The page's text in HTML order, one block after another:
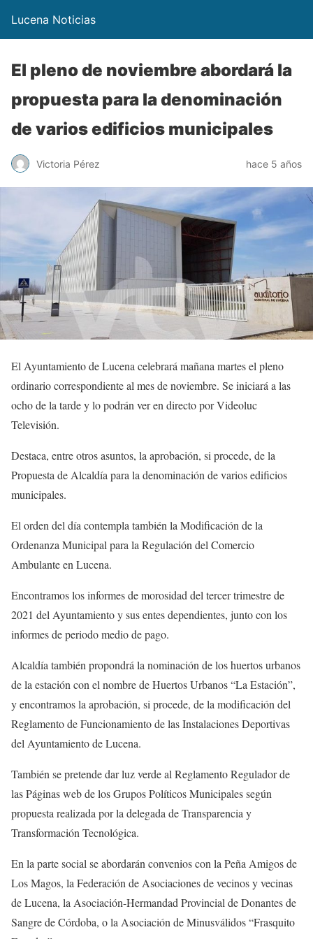
Lucena Noticias
El pleno de noviembre abordará la
propuesta para la denominación
de varios edificios municipales
Victoria Pérez hace 5 años
El Ayuntamiento de Lucena celebrará mañana martes el pleno
ordinario correspondiente al mes de noviembre. Se iniciará a las
ocho de la tarde y lo podrán ver en directo por Videoluc
Televisión.
Destaca, entre otros asuntos, la aprobación, si procede, de la
Propuesta de Alcaldía para la denominación de varios edificios
municipales.
El orden del día contempla también la Modificación de la
Ordenanza Municipal para la Regulación del Comercio
Ambulante en Lucena.
Encontramos los informes de morosidad del tercer trimestre de
2021 del Ayuntamiento y sus entes dependientes, junto con los
informes de periodo medio de pago.
Alcaldía también propondrá la nominación de los huertos urbanos
de la estación con el nombre de Huertos Urbanos “La Estación”,
y encontramos la aprobación, si procede, de la modificación del
Reglamento de Funcionamiento de las Instalaciones Deportivas
del Ayuntamiento de Lucena.
También se pretende dar luz verde al Reglamento Regulador de
las Páginas web de los Grupos Políticos Municipales según
propuesta realizada por la delegada de Transparencia y
Transformación Tecnológica.
En la parte social se abordarán convenios con la Peña Amigos de
Los Magos, la Federación de Asociaciones de vecinos y vecinas
de Lucena, la Asociación-Hermandad Provincial de Donantes de
Sangre de Córdoba, o la Asociación de Minusválidos “Frasquito